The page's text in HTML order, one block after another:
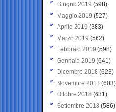
Giugno 2019 (598)
Maggio 2019 (527)
Aprile 2019 (383)
Marzo 2019 (562)
Febbraio 2019 (598)
Gennaio 2019 (641)
Dicembre 2018 (623)
Novembre 2018 (603)
Ottobre 2018 (631)
Settembre 2018 (586)